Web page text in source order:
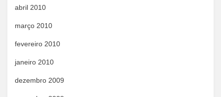
abril 2010
março 2010
fevereiro 2010
janeiro 2010
dezembro 2009